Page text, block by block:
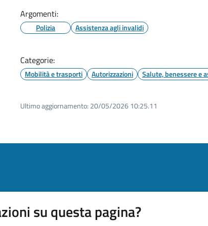
Argomenti:
Polizia Assistenza agli invalidi
Categorie:
Mobilità e trasporti Autorizzazioni Salute, benessere e
Ultimo aggiornamento: 20/05/2026 10:25.11
su questa pagina?